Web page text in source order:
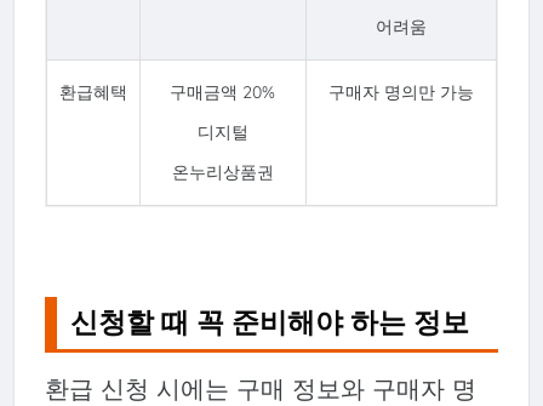
어려움
환급혜택
구매금액 20%
디지털
온누리상품권
구매자 명의만 가능
신청할 때 꼭 준비해야 하는 정보
환급 신청 시에는 구매 정보와 구매자 명